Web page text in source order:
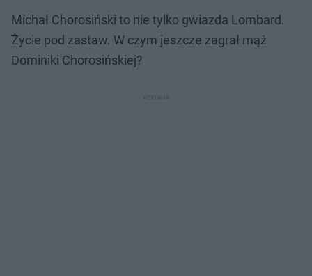
Michał Chorosiński to nie tylko gwiazda Lombard.
Życie pod zastaw. W czym jeszcze zagrał mąż
Dominiki Chorosińskiej?